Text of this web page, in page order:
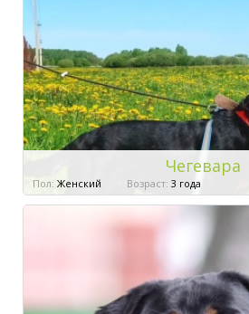
Чегевара
Пол: Женский Возраст: 3 года